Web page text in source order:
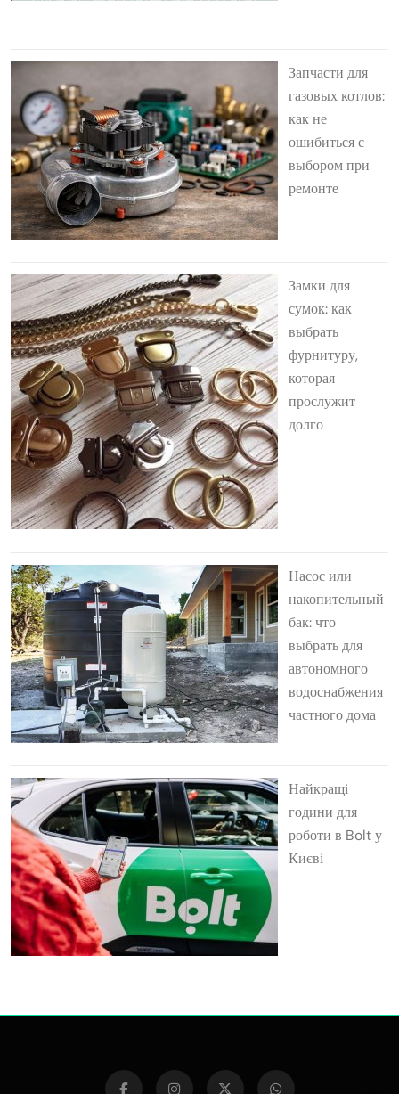
Запчасти для
газовых котлов:
как не
ошибиться с
выбором при
ремонте
Замки для
сумок: как
выбрать
фурнитуру,
которая
прослужит
долго
Насос или
накопительный
бак: что
выбрать для
автономного
водоснабжения
частного дома
Найкращі
години для
роботи в Bolt у
Києві